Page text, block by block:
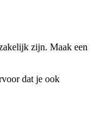
zijn. Maak een
dat je ook